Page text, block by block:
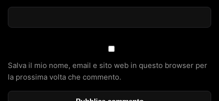
Salva il mio nome, email e sito web in questo browser per
la prossima volta che commento.